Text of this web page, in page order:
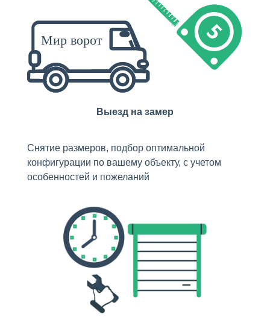
Выезд на замер
Снятие размеров, подбор оптимальной
конфигурации по вашему объекту, с учетом
особенностей и пожеланий